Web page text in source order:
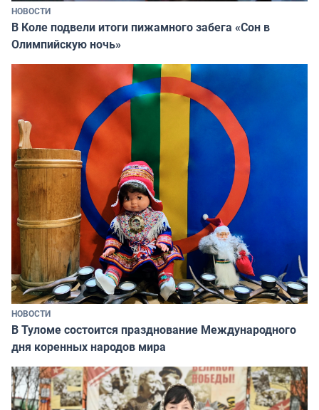
НОВОСТИ
В Коле подвели итоги пижамного забега «Сон в
Олимпийскую ночь»
НОВОСТИ
В Туломе состоится празднование Международного
дня коренных народов мира